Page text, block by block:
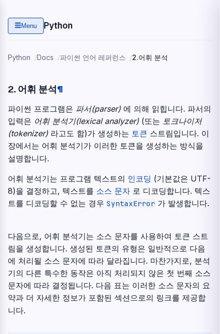
☰Menu Python
Python Docs 파이썬 언어 레퍼런스 2.어휘 분석
2. 어휘 분석¶
파이썬 프로그램은 파서(parser) 에 의해 읽힙니다. 파서의
입력은 어휘 분석기(lexical analyzer) (또는 토크나이저
(tokenizer) 라고도 함)가 생성하는 토큰 스트림입니다. 이
장에서는 어휘 분석기가 이러한 토큰을 생성하는 방식을
설명합니다.
어휘 분석기는 프로그램 텍스트의 인코딩 (기본값은 UTF-
8)을 결정하고, 텍스트를 소스 문자 로 디코딩합니다. 텍스
트를 디코딩할 수 없는 경우 SyntaxError 가 발생합니다.
다음으로, 어휘 분석기는 소스 문자를 사용하여 토큰 스트
림을 생성합니다. 생성된 토큰의 유형은 일반적으로 다음
에 처리될 소스 문자에 따라 달라집니다. 마찬가지로, 분석
기의 다른 특수한 동작은 아직 처리되지 않은 첫 번째 소스
문자에 따라 결정됩니다. 다음 표는 이러한 소스 문자의 요
약과 더 자세한 정보가 포함된 섹션으로의 링크를 제공합
니다.